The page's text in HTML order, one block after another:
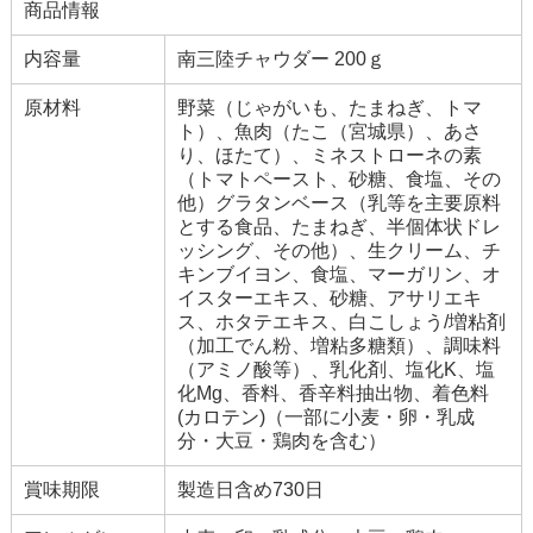
商品情報
内容量 南三陸チャウダー 200ｇ
原材料
野菜（じゃがいも、たまねぎ、トマ
ト）、魚肉（たこ（宮城県）、あさ
り、ほたて）、ミネストローネの素
（トマトペースト、砂糖、食塩、その
他）グラタンベース（乳等を主要原料
とする食品、たまねぎ、半個体状ドレ
ッシング、その他）、生クリーム、チ
キンブイヨン、食塩、マーガリン、オ
イスターエキス、砂糖、アサリエキ
ス、ホタテエキス、白こしょう/増粘剤
（加工でん粉、増粘多糖類）、調味料
（アミノ酸等）、乳化剤、塩化K、塩
化Mg、香料、香辛料抽出物、着色料
(カロテン)（一部に小麦・卵・乳成
分・大豆・鶏肉を含む）
賞味期限 製造日含め730日